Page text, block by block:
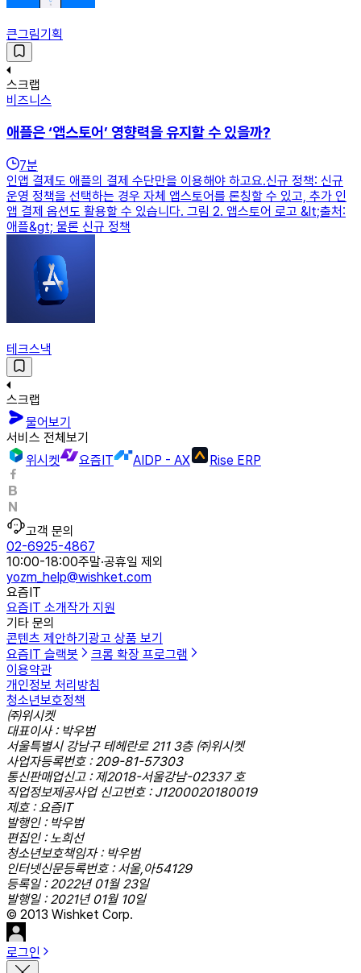
큰그림기획
스크랩
비즈니스
애플은 ‘앱스토어’ 영향력을 유지할 수 있을까?
7분
인앱 결제도 애플의 결제 수단만을 이용해야 하고요.신규 정책: 신규
운영 정책을 선택하는 경우 자체 앱스토어를 론칭할 수 있고, 추가 인
앱 결제 옵션도 활용할 수 있습니다. 그림 2. 앱스토어 로고 &lt;출처:
애플&gt; 물론 신규 정책
테크스낵
스크랩
물어보기
서비스 전체보기
위시켓
요즘IT AIDP - AX Rise ERP
고객 문의
02-6925-4867
10:00-18:00주말·공휴일 제외
yozm_help@wishket.com
요즘IT
요즘IT 소개작가 지원
기타 문의
콘텐츠 제안하기광고 상품 보기
요즘IT 슬랙봇
크롬 확장 프로그램
이용약관
개인정보 처리방침
청소년보호정책
㈜위시켓
대표이사 : 박우범
서울특별시 강남구 테헤란로 211 3층 ㈜위시켓
사업자등록번호 : 209-81-57303
통신판매업신고 : 제2018-서울강남-02337 호
직업정보제공사업 신고번호 : J1200020180019
제호 : 요즘IT
발행인 : 박우범
편집인 : 노희선
청소년보호책임자 : 박우범
인터넷신문등록번호 : 서울,아54129
등록일 : 2022년 01월 23일
발행일 : 2021년 01월 10일
© 2013 Wishket Corp.
로그인